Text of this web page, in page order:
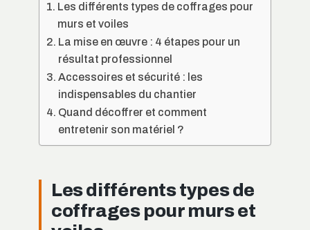
Les différents types de coffrages pour
murs et voiles
La mise en œuvre : 4 étapes pour un
résultat professionnel
Accessoires et sécurité : les
indispensables du chantier
Quand décoffrer et comment
entretenir son matériel ?
Les différents types de
coffrages pour murs et